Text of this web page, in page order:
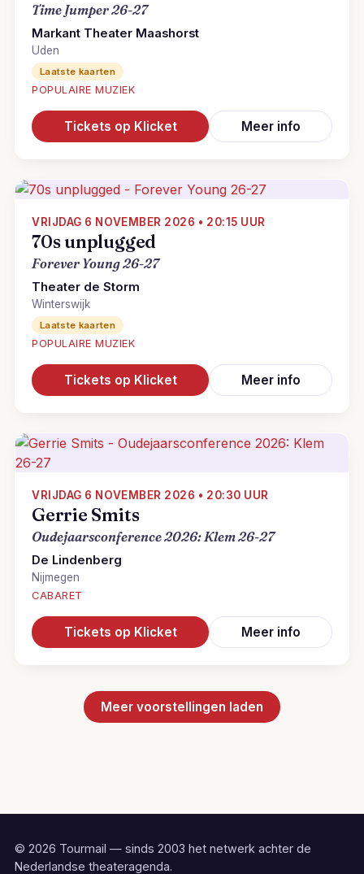
Time Jumper 26-27
Markant Theater Maashorst
Uden
Laatste kaarten
POPULAIRE MUZIEK
Tickets op Klicket Meer info
VRIJDAG 6 NOVEMBER 2026 • 20:15 UUR
70s unplugged
Forever Young 26-27
Theater de Storm
Winterswijk
Laatste kaarten
POPULAIRE MUZIEK
Tickets op Klicket Meer info
VRIJDAG 6 NOVEMBER 2026 • 20:30 UUR
Gerrie Smits
Oudejaarsconference 2026: Klem 26-27
De Lindenberg
Nijmegen
CABARET
Tickets op Klicket Meer info
Meer voorstellingen laden
© 2026 Tourmail — sinds 2003 het netwerk achter de
Nederlandse theateragenda.